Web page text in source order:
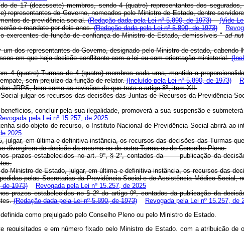
de 17 (dezessete) membros, sendo 4 (quatro) representantes dos
representantes do Governo, nomeados pelo Ministro de Estado, dentre
de previdência social.(Redação dada pela Lei nº 5.890, de 1973) (Vide
o mandato por dois anos.(Redação dada pela Lei nº 5.890, de 1973)
de função de confiança do Ministro de Estado, demissíveis "ad
dos representantes do Governo, designado pelo Ministro de estado,
em que haja decisão conflitante com a lei ou com orientação ministerial.
Turmas de 4 (quatro) membros cada uma, mantida a
sem prejuízo da função de relator.(Incluído pela Lei nº 5.890, de 1973)
JRPS, bem como as revisões de que trata o artigo 8º, item XII.
julgar os recursos das decisões das Juntas de Recursos da Previdência
concluir pela sua ilegalidade, promoverá a sua suspensão e
pela Lei nº 15.257, de 2025
objeto de recurso, o Instituto Nacional de Previdência Social abrirá ao
2025
em última e definitiva instância, os recursos das decisões das Turmas
divergirem de decisão da mesma ou de outra Turma ou do Conselho Pleno.
prazos estabelecidos no art. 9º, § 2º, contados da publicação da
Ministro de Estado, julgar, em última e definitiva instância, os recursos das
pelas Secretarias da Previdência Social e de Assistência Médico-
de 1973)
Revogada pela Lei nº 15.257, de 2025
estabelecidos no § 2º do artigo 9º, contados da publicação da
(Redação dada pela Lei nº 5.890, de 1973)
Revogada pela Lei nº 15.257, de
como prejulgado pelo Conselho Pleno ou pelo Ministro de Estado.
requisitados e em número fixado pelo Ministro de Estado, com a atribuição